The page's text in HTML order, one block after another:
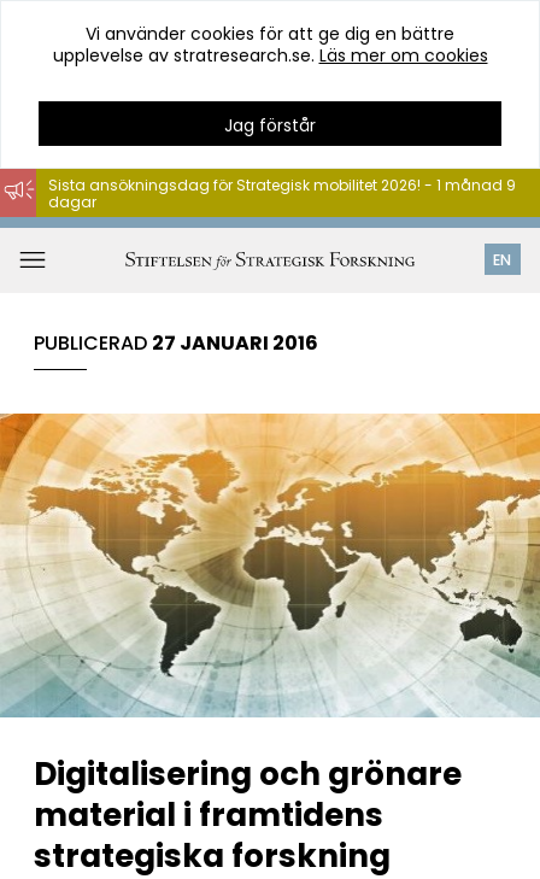
Hoppa
till
innehåll
Vi använder cookies för att ge dig en bättre
upplevelse av stratresearch.se. Läs mer om cookies
Jag förstår
EN
Sista ansökningsdag för Strategisk mobilitet 2026! - 1 månad 9
dagar
PUBLICERAD 27 JANUARI 2016
Digitalisering och grönare
material i framtidens
strategiska forskning